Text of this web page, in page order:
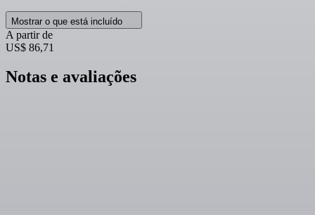
Mostrar o que está incluído
A partir de
US$ 86,71
Notas e avaliações